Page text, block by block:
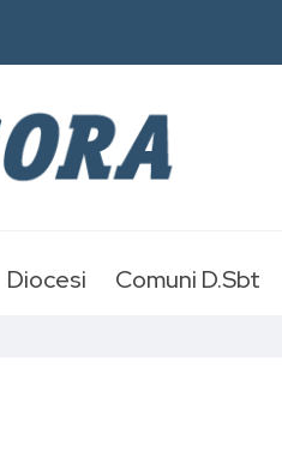
Diocesi Comuni D.Sbt